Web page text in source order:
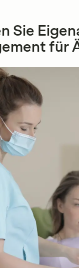
Sie
für